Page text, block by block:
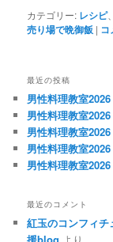
カテゴリー: レシピ
売り場で晩御飯 | コ
最近の投稿
男性料理教室2026
男性料理教室2026
男性料理教室2026
男性料理教室2026
男性料理教室2026
最近のコメント
紅玉のコンフィチ